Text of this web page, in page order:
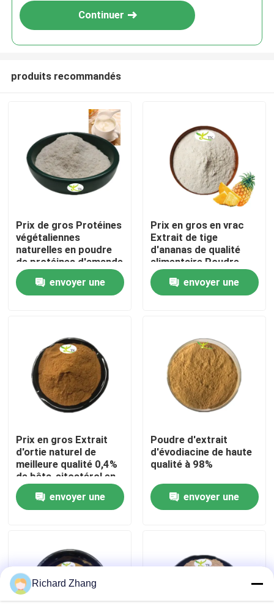
À la maison
Produits
À propos de nous
Visite de l'usine
Contrôle de la qualité
Nous contacter
Demandez un devis
Poudre superbe de nourriture
Continuer
produits recommandés
Prix ​​de gros Protéines
végétaliennes
naturelles en poudre
de protéines d'amande
40 % 50 % 60 %
envoyer une
Prix en gros en vrac
Extrait de tige
d'ananas de qualité
alimentaire Poudre
d'enzyme de
bromélaïne
1200/2400 GDU
envoyer une
Prix en gros Extrait
d'ortie naturel de
meilleure qualité 0,4%
de bêta-sitostérol en
poudre
envoyer une
Poudre d'extrait
d'évodiacine de haute
qualité à 98%
envoyer une
Richard Zhang